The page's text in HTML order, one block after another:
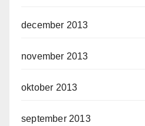
december 2013
november 2013
oktober 2013
september 2013